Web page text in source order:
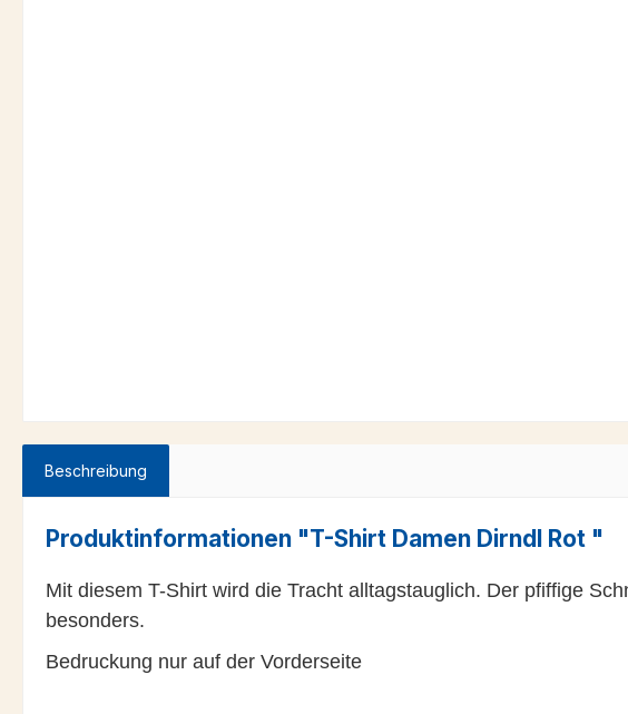
Beschreibung
Produktinformationen "T-Shirt Damen Dirndl Rot "
Mit diesem T-Shirt wird die Tracht alltagstauglich. Der pfiffige
besonders.
Bedruckung nur auf der Vorderseite